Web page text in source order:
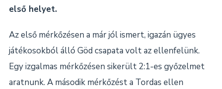
első helyet.
Az első mérkőzésen a már jól ismert, igazán ügyes
játékosokból álló Göd csapata volt az ellenfelünk.
Egy izgalmas mérkőzésen sikerült 2:1-es győzelmet
aratnunk. A második mérkőzést a Tordas ellen